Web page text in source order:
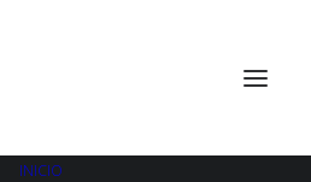
INICIO